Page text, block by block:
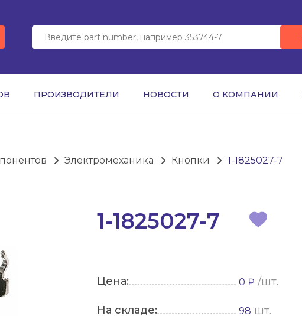
ПРОИЗВОДИТЕЛИ НОВОСТИ О КОМПАНИИ
Электромеханика Кнопки 1-1825027-7
1-1825027-7
Цена: 0 ₽ /шт.
На складе: 98 шт.